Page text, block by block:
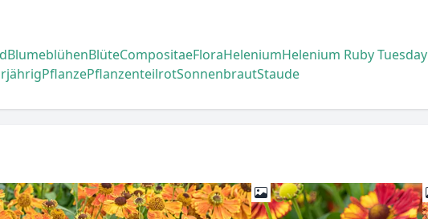
BlumeblühenBlüteCompositaeFloraHeleniumHelenium Ruby Tuesday
PflanzePflanzenteilrotSonnenbrautStaude